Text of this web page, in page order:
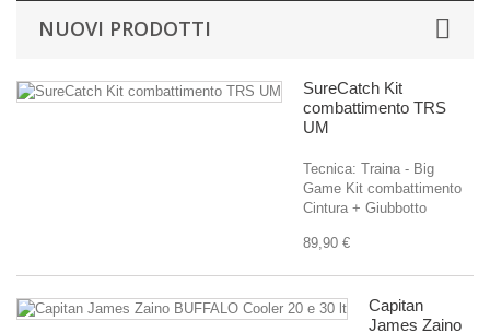
NUOVI PRODOTTI
SureCatch Kit
combattimento TRS
UM
Tecnica: Traina - Big
Game Kit combattimento
Cintura + Giubbotto
89,90 €
Capitan
James Zaino